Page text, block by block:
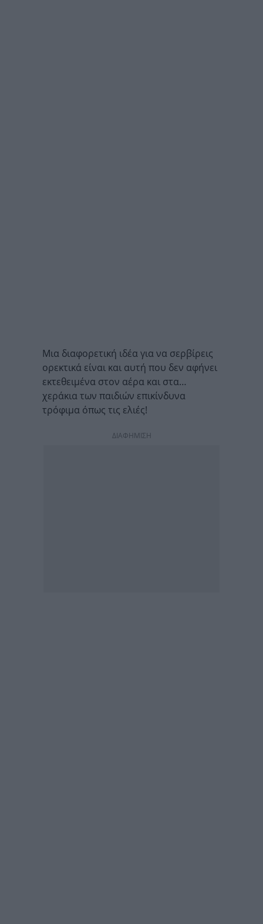
Μια διαφορετική ιδέα για να σερβίρεις
ορεκτικά είναι και αυτή που δεν αφήνει
εκτεθειμένα στον αέρα και στα…
χεράκια των παιδιών επικίνδυνα
τρόφιμα όπως τις ελιές!
ΔΙΑΦΗΜΙΣΗ